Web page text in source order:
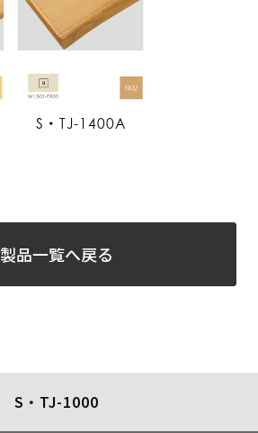
S・TJ-1400A
製品一覧へ戻る
S・TJ-1000